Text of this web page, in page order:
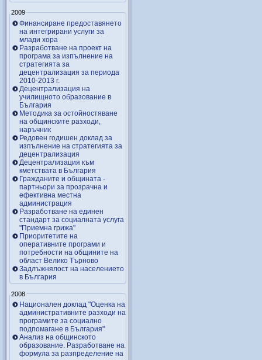
2009
Финансиране предоставянето
на интегрирани услуги за
млади хора
Разработване на проект на
програма за изпълнение на
стратегията за
децентрализация за периода
2010-2013 г.
Децентрализация на
училищното образование в
България
Методика за остойностяване
на общинските разходи,
наръчник
Редовен годишен доклад за
изпълнение на стратегията за
децентрализация
Децентрализация към
кметствата в България
Гражданите и общината -
партньори за прозрачна и
ефективна местна
администрация
Разработване на единен
стандарт за социалната услуга
"Приемна грижа"
Приоритетите на
оперативните програми и
потребности на общините на
област Велико Търново
Задлъжнялост на населението
в България
2008
Национален доклад "Оценка на
административните разходи на
програмите за социално
подпомагане в България"
Анализ на общинското
образование. Разработване на
формула за разпределение на